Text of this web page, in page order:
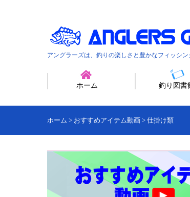
アングラーズは、釣りの楽しさと豊かなフィッシ
ホーム 釣り図書
ホーム > おすすめアイテム動画 > 仕掛け類